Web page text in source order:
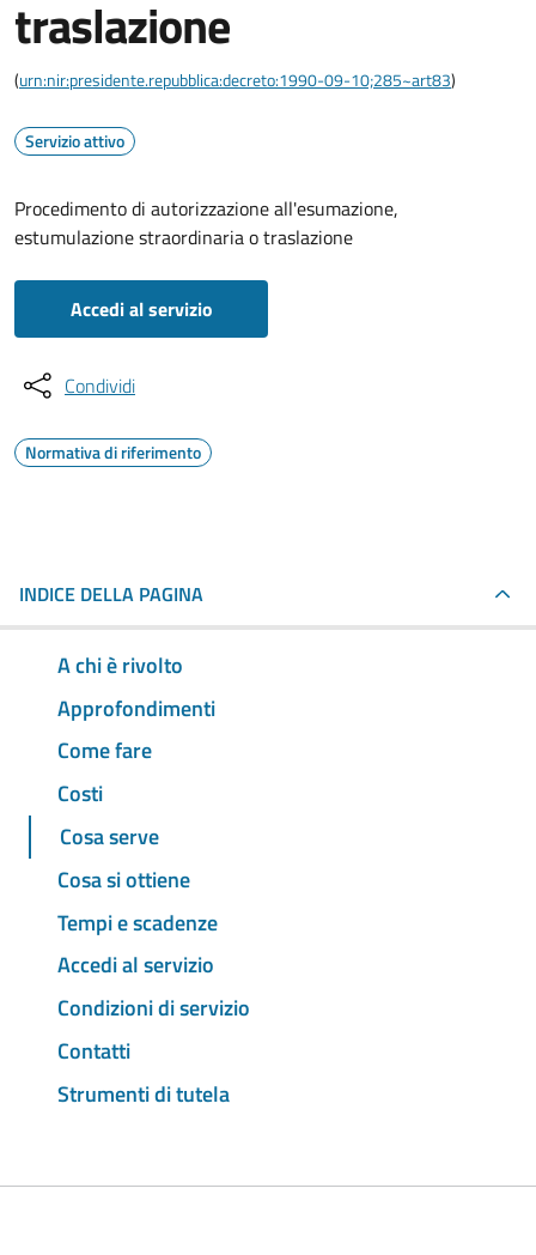
traslazione
(urn:nir:presidente.repubblica:decreto:1990-09-10;285~art83)
Servizio attivo
Procedimento di autorizzazione all'esumazione,
estumulazione straordinaria o traslazione
Accedi al servizio
Condividi
Normativa di riferimento
INDICE DELLA PAGINA
A chi è rivolto
Approfondimenti
Come fare
Costi
Cosa serve
Cosa si ottiene
Tempi e scadenze
Accedi al servizio
Condizioni di servizio
Contatti
Strumenti di tutela